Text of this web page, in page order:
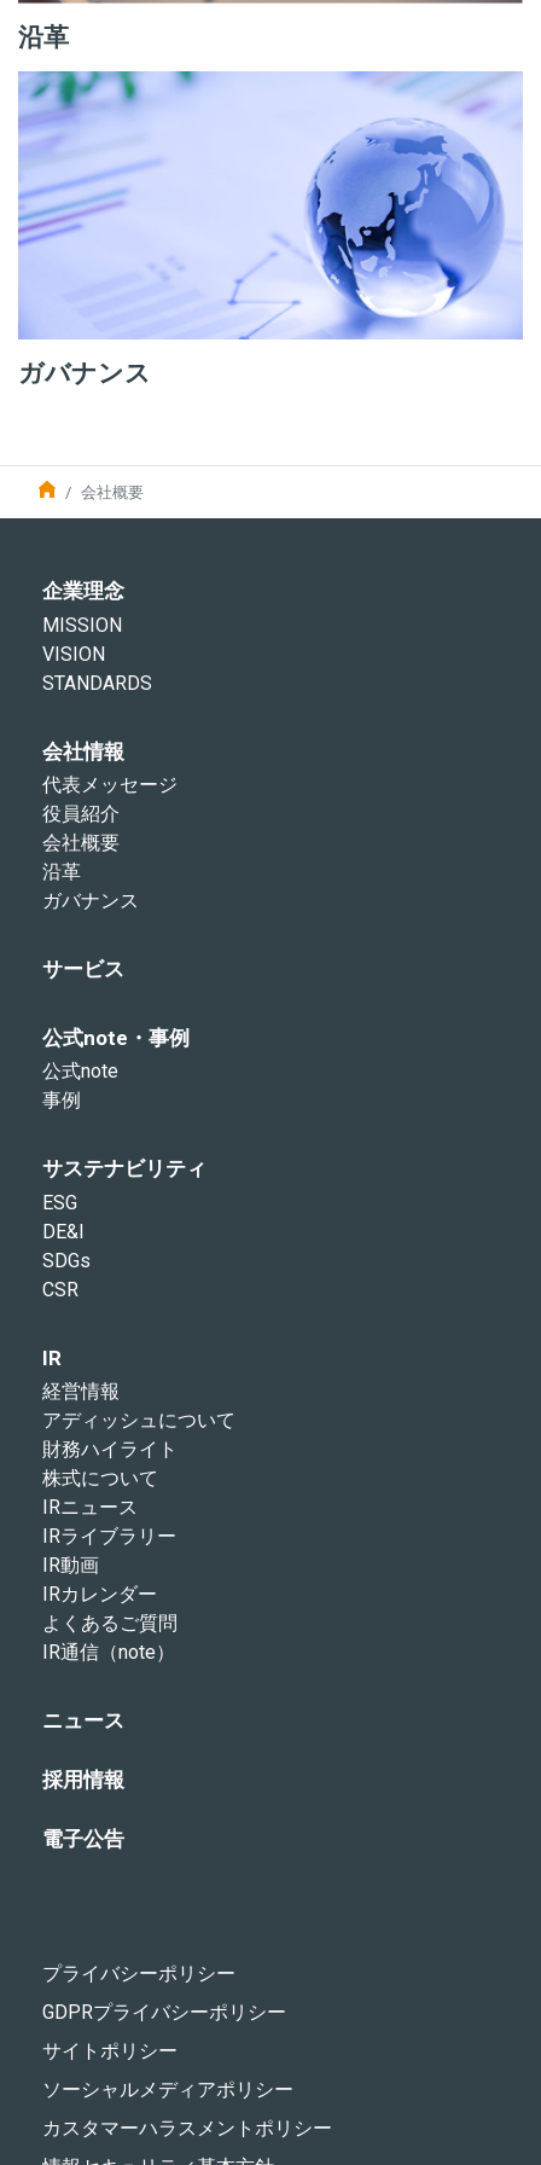
沿革
ガバナンス
会社概要
企業理念
MISSION
VISION
STANDARDS
会社情報
代表メッセージ
役員紹介
会社概要
沿革
ガバナンス
サービス
公式note・事例
公式note
事例
サステナビリティ
ESG
DE&I
SDGs
CSR
IR
経営情報
アディッシュについて
財務ハイライト
株式について
IRニュース
IRライブラリー
IR動画
IRカレンダー
よくあるご質問
IR通信（note）
ニュース
採用情報
電子公告
プライバシーポリシー
GDPRプライバシーポリシー
サイトポリシー
ソーシャルメディアポリシー
カスタマーハラスメントポリシー